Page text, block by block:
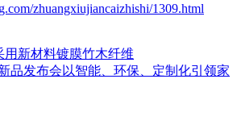
zhuangxiujiancaizhishi/1309.html
用新材料镀膜竹木纤维
品发布会以智能、环保、定制化引领家